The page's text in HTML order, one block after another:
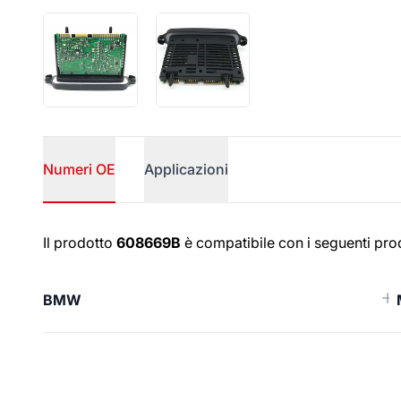
Numeri OE Applicazioni
Numeri OE
Il prodotto 608669B è compatibile con i seguenti
BMW